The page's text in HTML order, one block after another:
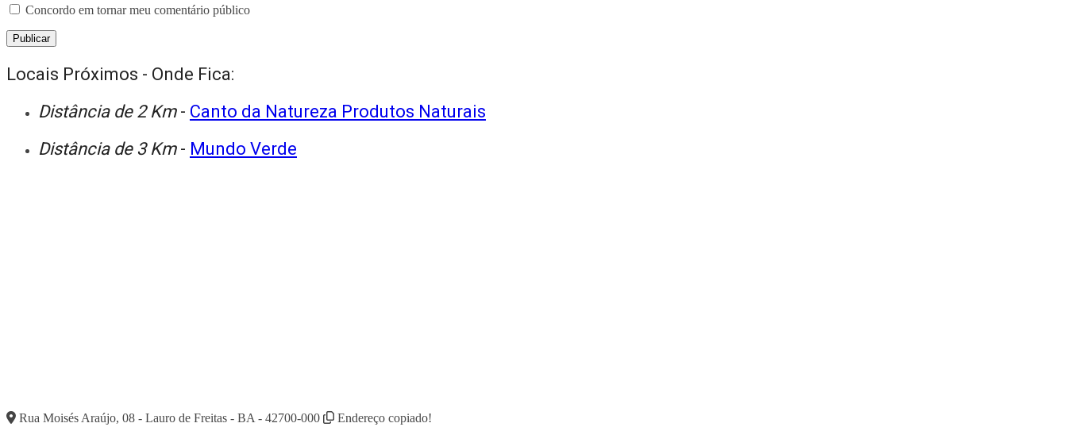
Concordo em tornar meu comentário público
Locais Próximos - Onde Fica:
Distância de 2 Km - Canto da Natureza Produtos Naturais
Distância de 3 Km - Mundo Verde
Rua Moisés Araújo, 08 - Lauro de Freitas - BA - 42700-000
Endereço copiado!